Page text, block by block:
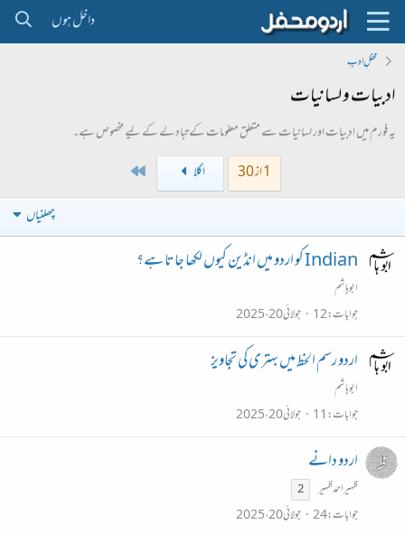
داخل ہوں
محفلِ ادب
ادبیات و لسانیات
یہ فورم میں ادبیات اور لسانیات سے متعلق معلومات کے تبادلے کے لیے مخصوص ہے۔
1 از 30
اگلا
چھلنیاں
Indian کو اردو میں انڈین کیوں لکھا جاتا ہے؟
ابو ہاشم
جوابات 12 جولائی 20، 2025
اردو رسم الخط میں بہتری کی تجاویز
ابو ہاشم
جوابات 11 جولائی 20، 2025
اردو دانے
ظہیراحمدظہیر 2
جوابات 24 جولائی 20، 2025